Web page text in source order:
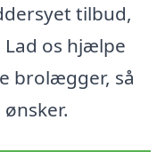
tilbud,
Lad os hjælpe
brolægger, så